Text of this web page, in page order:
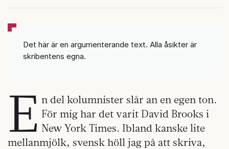
Det här är en argumenterande text. Alla åsikter är
skribentens egna.
E n del kolumnister slår an en egen ton.
För mig har det varit David Brooks i
New York Times. Ibland kanske lite
mellanmjölk, svensk höll jag på att skriva,